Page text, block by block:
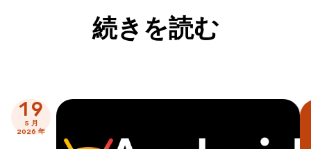
続きを読む
19
5 月
2026 年